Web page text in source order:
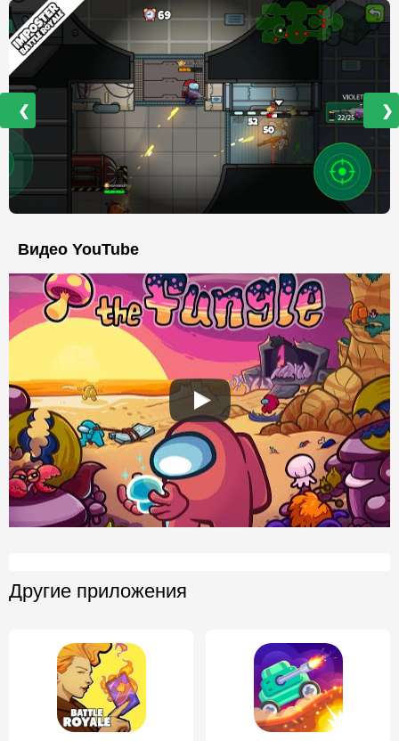
❮ ❯
Видео YouTube
Другие приложения